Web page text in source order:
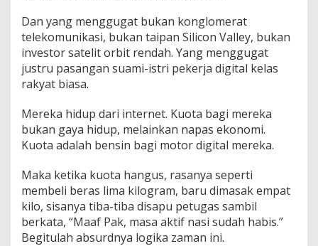
Dan yang menggugat bukan konglomerat
telekomunikasi, bukan taipan Silicon Valley, bukan
investor satelit orbit rendah. Yang menggugat
justru pasangan suami-istri pekerja digital kelas
rakyat biasa.
Mereka hidup dari internet. Kuota bagi mereka
bukan gaya hidup, melainkan napas ekonomi.
Kuota adalah bensin bagi motor digital mereka.
Maka ketika kuota hangus, rasanya seperti
membeli beras lima kilogram, baru dimasak empat
kilo, sisanya tiba-tiba disapu petugas sambil
berkata, “Maaf Pak, masa aktif nasi sudah habis.”
Begitulah absurdnya logika zaman ini.